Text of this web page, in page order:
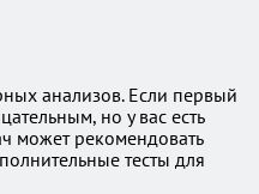
анализов. Если первый
но у вас есть
может рекомендовать
тесты для